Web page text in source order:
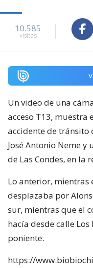
10.585
visitas
Un video de una
acceso T13, muestra
accidente de
José Antonio Neme
de Las Condes, en la
Lo anterior, mientras
desplazaba por
sur, mientras que el
hacía desde calle
poniente.
https://